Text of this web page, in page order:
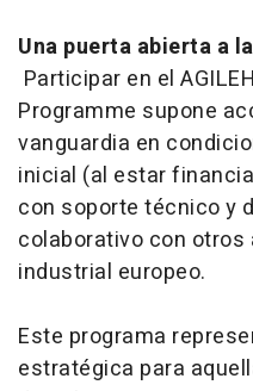
Una puerta abierta a
Participar en el
Programme supone
vanguardia en
inicial (al estar
con soporte técnico y
colaborativo con
industrial europeo.
Este programa
estratégica para